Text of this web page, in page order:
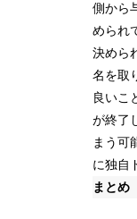
側から
められ
決めら
名を取
良いこ
が終了
まう可
に独自
まとめ